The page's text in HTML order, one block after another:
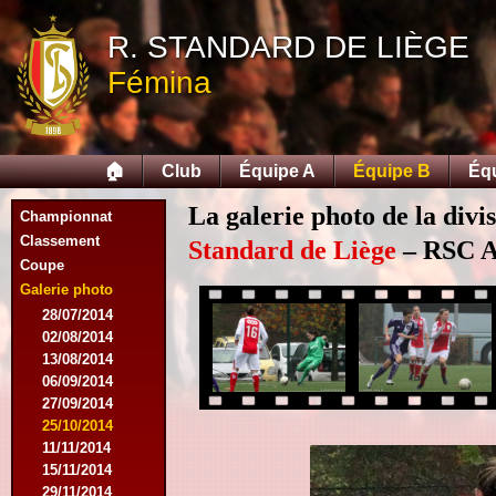
R. STANDARD DE LIÈGE
Fémina
🏠 Club Équipe A Équipe B
Championnat
Classement
Coupe
Galerie photo
28/07/2014
02/08/2014
13/08/2014
06/09/2014
27/09/2014
25/10/2014
11/11/2014
15/11/2014
29/11/2014
La galerie photo de la
Standard de Liège– RSC